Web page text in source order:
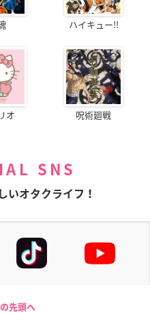
ハイキュー!!
オ 呪術廻戦
SNS
いオタクライフ！
先頭へ